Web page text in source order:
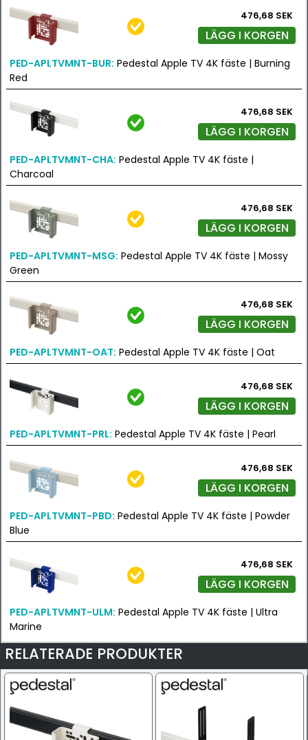
476,68 SEK
LÄGG I KORGEN
PED-APLTVMNT-BUR: Pedestal Apple TV 4K fäste | Burning
Red
476,68 SEK
LÄGG I KORGEN
PED-APLTVMNT-CHA: Pedestal Apple TV 4K fäste |
Charcoal
476,68 SEK
LÄGG I KORGEN
PED-APLTVMNT-MSG: Pedestal Apple TV 4K fäste | Mossy
Green
476,68 SEK
LÄGG I KORGEN
PED-APLTVMNT-OAT: Pedestal Apple TV 4K fäste | Oat
476,68 SEK
LÄGG I KORGEN
PED-APLTVMNT-PRL: Pedestal Apple TV 4K fäste | Pearl
476,68 SEK
LÄGG I KORGEN
PED-APLTVMNT-PBD: Pedestal Apple TV 4K fäste | Powder
Blue
476,68 SEK
LÄGG I KORGEN
PED-APLTVMNT-ULM: Pedestal Apple TV 4K fäste | Ultra
Marine
RELATERADE PRODUKTER